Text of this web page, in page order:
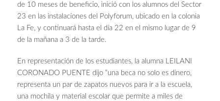
de 10 meses de beneficio, inició con los alumnos del Sector
23 en las instalaciones del Polyforum, ubicado en la colonia
La Fe, y continuará hasta el día 22 en el mismo lugar de 9
de la mañana a 3 de la tarde.
En representación de los estudiantes, la alumna LEILANI
CORONADO PUENTE dijo “una beca no solo es dinero,
representa un par de zapatos nuevos para ir a la escuela,
una mochila y material escolar que permite a miles de